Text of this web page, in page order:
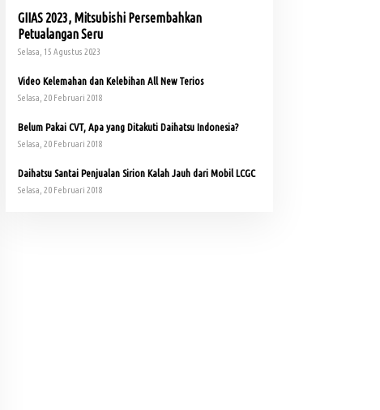
GIIAS 2023, Mitsubishi Persembahkan
Petualangan Seru
Selasa, 15 Agustus 2023
Video Kelemahan dan Kelebihan All New Terios
Selasa, 20 Februari 2018
Belum Pakai CVT, Apa yang Ditakuti Daihatsu Indonesia?
Selasa, 20 Februari 2018
Daihatsu Santai Penjualan Sirion Kalah Jauh dari Mobil LCGC
Selasa, 20 Februari 2018